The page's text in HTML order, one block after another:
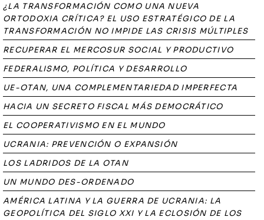
¿LA TRANSFORMACIÓN COMO UNA NUEVA
ORTODOXIA CRÍTICA? EL USO ESTRATÉGICO DE LA
TRANSFORMACIÓN NO IMPIDE LAS CRISIS MÚLTIPLES
RECUPERAR EL MERCOSUR SOCIAL Y PRODUCTIVO
FEDERALISMO, POLÍTICA Y DESARROLLO
UE-OTAN, UNA COMPLEMENTARIEDAD IMPERFECTA
HACIA UN SECRETO FISCAL MÁS DEMOCRÁTICO
EL COOPERATIVISMO EN EL MUNDO
UCRANIA: PREVENCIÓN O EXPANSIÓN
LOS LADRIDOS DE LA OTAN
UN MUNDO DES-ORDENADO
AMÉRICA LATINA Y LA GUERRA DE UCRANIA: LA
GEOPOLÍTICA DEL SIGLO XXI Y LA ECLOSIÓN DE LOS